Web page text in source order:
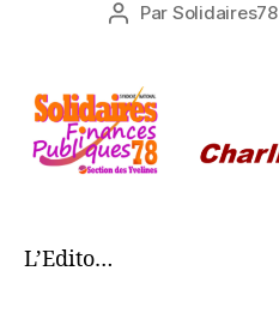
Auteur
Par Solidaires78
L’Edito…